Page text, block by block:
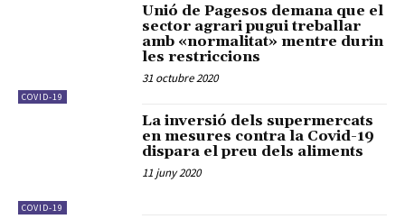
COVID-19
Unió de Pagesos demana que el
sector agrari pugui treballar
amb «normalitat» mentre durin
les restriccions
31 octubre 2020
COVID-19
La inversió dels supermercats
en mesures contra la Covid-19
dispara el preu dels aliments
11 juny 2020